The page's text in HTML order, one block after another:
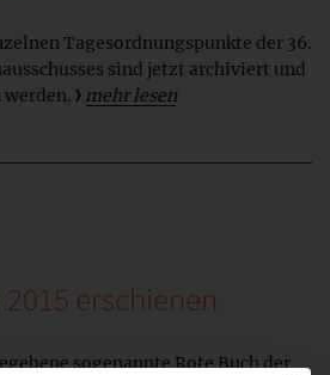
Tagesordnungspunkte der 36.
sind jetzt archiviert und
werden.
mehr lesen
2015 erschienen
sogenannte Rote Buch der